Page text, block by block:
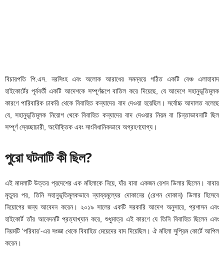
বিচারপতি পি.এস. নরসিংহ এবং অলোক আরাধের সমন্বয়ে গঠিত একটি বেঞ্চ এলাহাবাদ
হাইকোর্টের পূর্ববর্তী একটি আদেশকে সম্পূর্ণরূপে বাতিল করে দিয়েছে, যে আদেশে সহানুভূতিমূলক
কারণে পারিবারিক চাকরি থেকে বিবাহিত কন্যাদের বাদ দেওয়া হয়েছিল। সর্বোচ্চ আদালত বলেছে
যে, সহানুভূতিমূলক নিয়োগ থেকে বিবাহিত কন্যাদের বাদ দেওয়ার নিয়ম বা চিন্তাভাবনাটি ছিল
সম্পূর্ণ স্বেচ্ছাচারী, অযৌক্তিক এবং সাংবিধানিকভাবে অগ্রহণযোগ্য।
পুরো ঘটনাটি কী ছিল?
এই মামলাটি উত্তর প্রদেশের এক মহিলাকে নিয়ে, যাঁর বাবা একজন রেশন ডিলার ছিলেন। বাবার
মৃত্যুর পর, তিনি সহানুভূতিমূলকভাবে ন্যায্যমূল্যের দোকানের (রেশন দোকান) ডিলার হিসেবে
নিয়োগের জন্য আবেদন করেন। ২০১৯ সালের একটি সরকারি আদেশ অনুসারে, প্রশাসন এবং
হাইকোর্ট তাঁর আবেদনটি প্রত্যাখ্যান করে, শুধুমাত্র এই কারণে যে তিনি বিবাহিত ছিলেন এবং
নিয়মটি ‘পরিবার’-এর সংজ্ঞা থেকে বিবাহিত মেয়েদের বাদ দিয়েছিল। ঐ মহিলা সুপ্রিম কোর্টে আপিল
করেন।